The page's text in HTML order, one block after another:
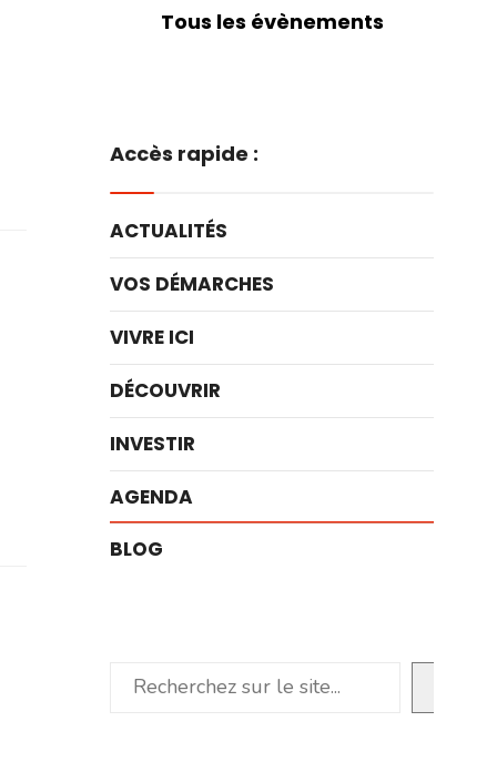
Tous les évènements
Accès rapide :
ACTUALITÉS
VOS DÉMARCHES
VIVRE ICI
DÉCOUVRIR
INVESTIR
AGENDA
BLOG
Rechercher